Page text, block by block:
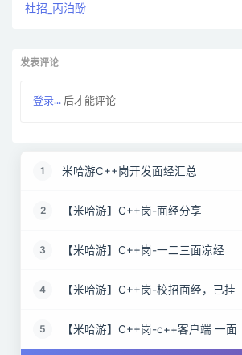
社招_丙泊酚
发表评论
登录... 后才能评论
1 米哈游C++岗开发面经汇总
2 【米哈游】C++岗-面经分享
3 【米哈游】C++岗-一二三面凉经
4 【米哈游】C++岗-校招面经，已挂
5 【米哈游】C++岗-c++客户端 一面